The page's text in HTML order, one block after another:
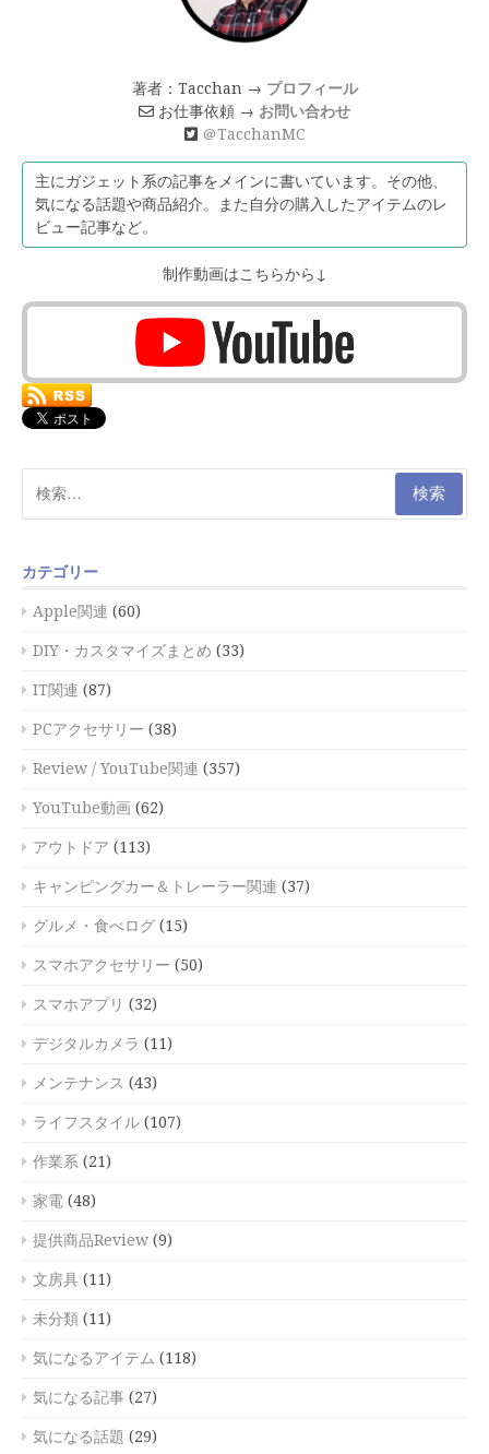
著者：Tacchan → プロフィール
お仕事依頼 → お問い合わせ
＠TacchanMC
主にガジェット系の記事をメインに書いています。その他、
気になる話題や商品紹介。また自分の購入したアイテムのレ
ビュー記事など。
制作動画はこちらから↓
索:
カテゴリー
Apple関連 (60)
DIY・カスタマイズまとめ (33)
IT関連 (87)
PCアクセサリー (38)
Review / YouTube関連 (357)
YouTube動画 (62)
アウトドア (113)
キャンピングカー＆トレーラー関連 (37)
グルメ・食べログ (15)
スマホアクセサリー (50)
スマホアプリ (32)
デジタルカメラ (11)
メンテナンス (43)
ライフスタイル (107)
作業系 (21)
家電 (48)
提供商品Review (9)
文房具 (11)
未分類 (11)
気になるアイテム (118)
気になる記事 (27)
気になる話題 (29)